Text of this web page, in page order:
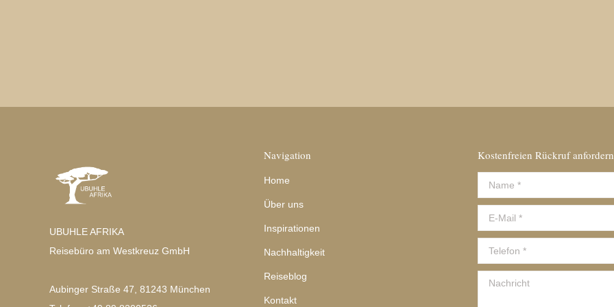
UBUHLE AFRIKA
Reisebüro am Westkreuz GmbH
Aubinger Straße 47, 81243 München
Navigation
Home
Über uns
Inspirationen
Nachhaltigkeit
Reiseblog
Kontakt
Kostenfreien Rückruf anfordern
Name *
E-Mail *
Telefon *
Nachricht